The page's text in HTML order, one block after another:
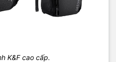
K&F cao cấp.